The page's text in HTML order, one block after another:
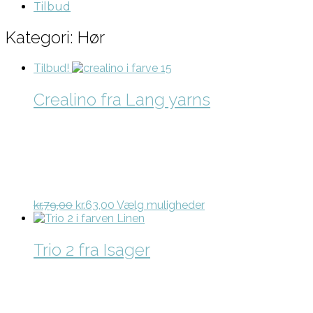
Tilbud
Kategori: Hør
Tilbud!
Crealino fra Lang yarns
kr.79,00 Den
oprindelige
var:
kr.79,00.
kr.63,00 Den
aktuelle
er:
kr.63,00.
Vælg mulighederDette
Trio 2 fra Isager